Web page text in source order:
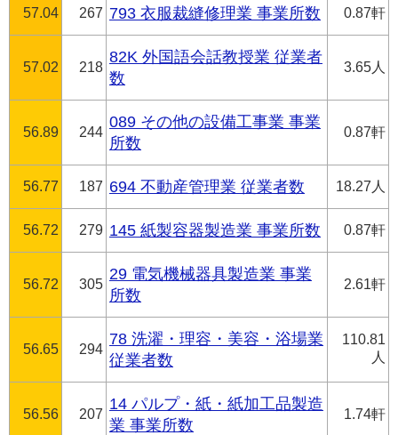
57.04 267 793 衣服裁縫修理業 事業所数 0.87軒
57.02 218
82K 外国語会話教授業 従業者
数
3.65人
56.89 244
089 その他の設備工事業 事業
所数
0.87軒
56.77 187 694 不動産管理業 従業者数 18.27人
56.72 279 145 紙製容器製造業 事業所数 0.87軒
56.72 305
29 電気機械器具製造業 事業
所数
2.61軒
56.65 294
78 洗濯・理容・美容・浴場業
従業者数
110.81
人
56.56 207
14 パルプ・紙・紙加工品製造
業 事業所数
1.74軒